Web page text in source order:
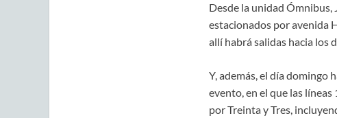
Desde la unidad Ómnibus,
estacionados por avenida
allí habrá salidas hacia los
Y, además, el día domingo
evento, en el que las
por Treinta y Tres,